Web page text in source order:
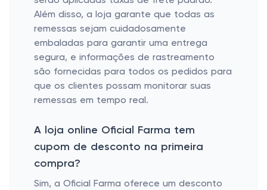
Além disso, a loja garante que todas as
remessas sejam cuidadosamente
embaladas para garantir uma entrega
segura, e informações de rastreamento
são fornecidas para todos os pedidos para
que os clientes possam monitorar suas
remessas em tempo real.
A loja online Oficial Farma tem
cupom de desconto na primeira
compra?
Sim, a Oficial Farma oferece um desconto